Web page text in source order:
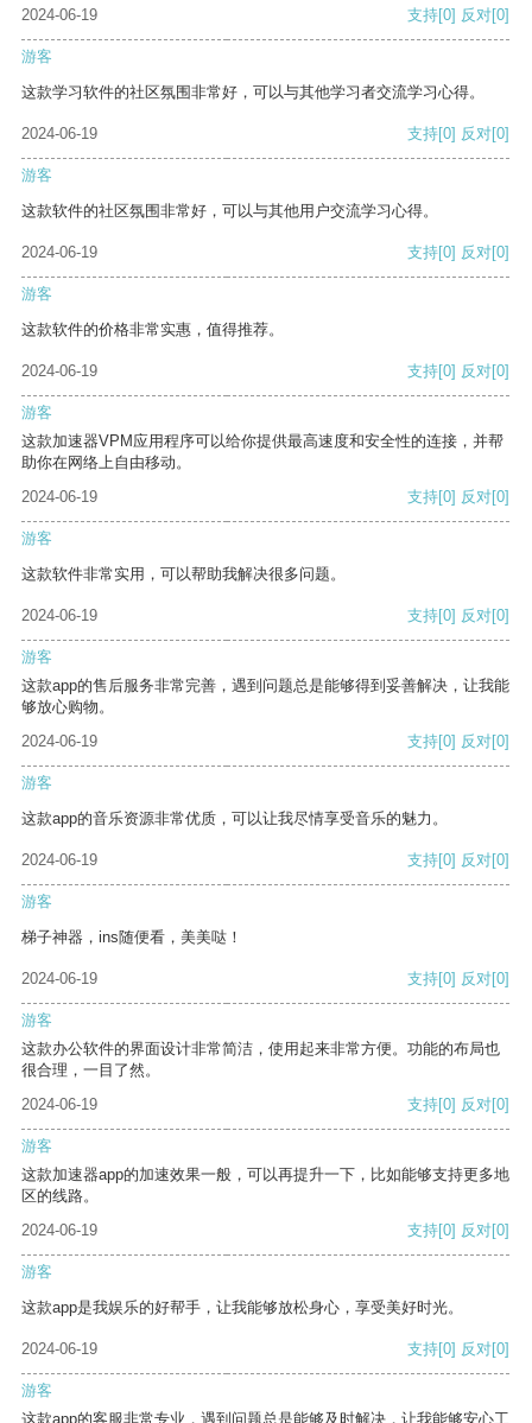
2024-06-19 支持[0] 反对[0]
游客
这款学习软件的社区氛围非常好，可以与其他学习者交流学习心得。
2024-06-19 支持[0] 反对[0]
游客
这款软件的社区氛围非常好，可以与其他用户交流学习心得。
2024-06-19 支持[0] 反对[0]
游客
这款软件的价格非常实惠，值得推荐。
2024-06-19 支持[0] 反对[0]
游客
这款加速器VPM应用程序可以给你提供最高速度和安全性的连接，并帮
助你在网络上自由移动。
2024-06-19
支持[0] 反对[0]
游客
这款软件非常实用，可以帮助我解决很多问题。
2024-06-19 支持[0] 反对[0]
游客
这款app的售后服务非常完善，遇到问题总是能够得到妥善解决，让我能
够放心购物。
2024-06-19
支持[0] 反对[0]
游客
这款app的音乐资源非常优质，可以让我尽情享受音乐的魅力。
2024-06-19 支持[0] 反对[0]
游客
梯子神器，ins随便看，美美哒！
2024-06-19 支持[0] 反对[0]
游客
这款办公软件的界面设计非常简洁，使用起来非常方便。功能的布局也
很合理，一目了然。
2024-06-19
支持[0] 反对[0]
游客
这款加速器app的加速效果一般，可以再提升一下，比如能够支持更多地
区的线路。
2024-06-19
支持[0] 反对[0]
游客
这款app是我娱乐的好帮手，让我能够放松身心，享受美好时光。
2024-06-19 支持[0] 反对[0]
游客
这款app的客服非常专业，遇到问题总是能够及时解决，让我能够安心工